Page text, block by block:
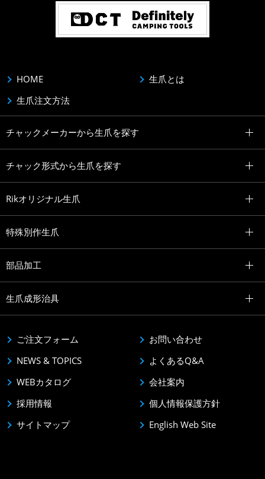
HOME
生爪とは
生爪注文方法
チャックメーカーから生爪を探す
チャック形式から生爪を探す
Rikオリジナル生爪
特殊別作生爪
部品加工
生爪成形治具
ご注文フォーム
お問い合わせ
NEWS & TOPICS
よくあるQ&A
WEBカタログ
会社案内
採用情報
個人情報保護方針
サイトマップ
English Web Site